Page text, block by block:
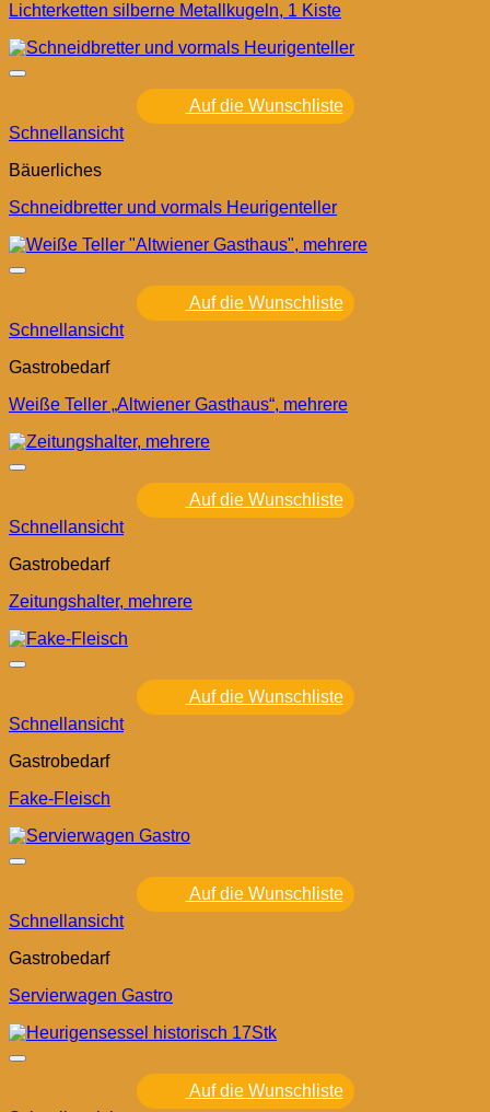
Lichterketten silberne Metallkugeln, 1 Kiste
Auf die Wunschliste
Schnellansicht
Bäuerliches
Schneidbretter und vormals Heurigenteller
Auf die Wunschliste
Schnellansicht
Gastrobedarf
Weiße Teller „Altwiener Gasthaus“, mehrere
Auf die Wunschliste
Schnellansicht
Gastrobedarf
Zeitungshalter, mehrere
Auf die Wunschliste
Schnellansicht
Gastrobedarf
Fake-Fleisch
Auf die Wunschliste
Schnellansicht
Gastrobedarf
Servierwagen Gastro
Auf die Wunschliste